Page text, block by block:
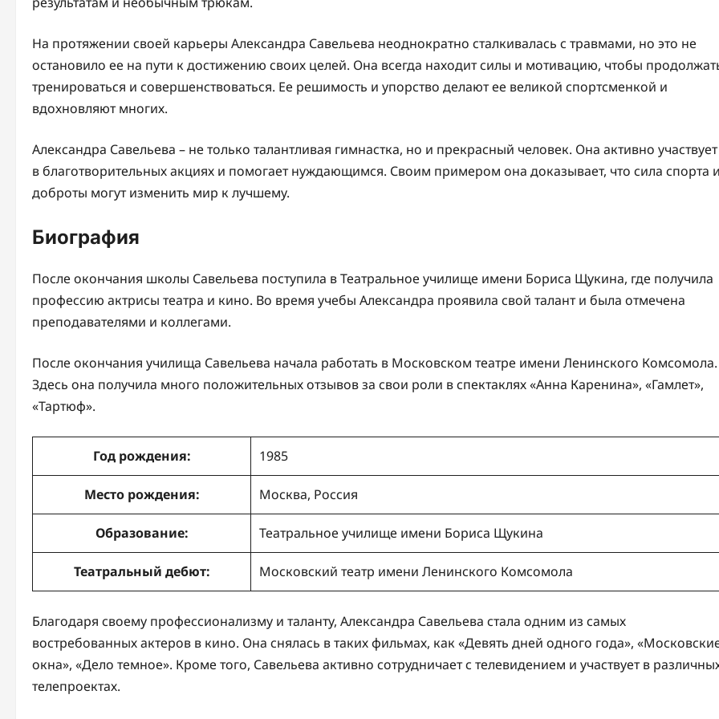
На протяжении своей карьеры Александра Савельева неоднократно сталкивалась с травмами, но это не
остановило ее на пути к достижению своих целей. Она всегда находит силы и мотивацию, чтобы
тренироваться и совершенствоваться. Ее решимость и упорство делают ее великой спортсменкой и
вдохновляют многих.
Александра Савельева – не только талантливая гимнастка, но и прекрасный человек. Она активно участвует
в благотворительных акциях и помогает нуждающимся. Своим примером она доказывает, что сила спорта
доброты могут изменить мир к лучшему.
Биография
После окончания школы Савельева поступила в Театральное училище имени Бориса Щукина, где получила
профессию актрисы театра и кино. Во время учебы Александра проявила свой талант и была отмечена
преподавателями и коллегами.
После окончания училища Савельева начала работать в Московском театре имени Ленинского Комсомола.
Здесь она получила много положительных отзывов за свои роли в спектаклях «Анна Каренина», «Гамлет»,
«Тартюф».
Год рождения: 1985
Место рождения: Москва, Россия
Образование: Театральное училище имени Бориса Щукина
Театральный дебют: Московский театр имени Ленинского Комсомола
Благодаря своему профессионализму и таланту, Александра Савельева стала одним из самых
востребованных актеров в кино. Она снялась в таких фильмах, как «Девять дней одного года»,
окна», «Дело темное». Кроме того, Савельева активно сотрудничает с телевидением и участвует в
телепроектах.